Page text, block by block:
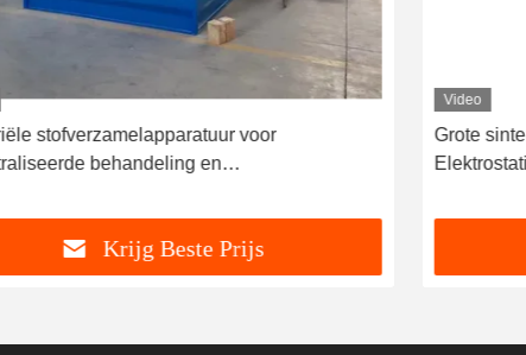
stofverzamelapparatuur voor
behandeling en
Krijg Beste Prijs
Video
Grote